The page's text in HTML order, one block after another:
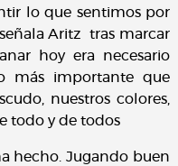
lo que sentimos por
señala Aritz tras marcar
hoy era necesario
más importante que
nuestros colores,
todo y de todos
hecho. Jugando buen